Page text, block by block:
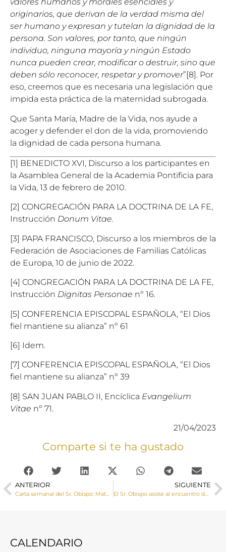
originarios, que derivan de la verdad misma del
ser humano y expresan y tutelan la dignidad de la
persona. Son valores, por tanto, que ningún
individuo, ninguna mayoría y ningún Estado
nunca pueden crear, modificar o destruir, sino que
deben sólo reconocer, respetar y promover”[8]. Por
eso, creemos que es necesaria una legislación que
impida esta práctica de la maternidad subrogada.
Que Santa María, Madre de la Vida, nos ayude a
acoger y defender el don de la vida, promoviendo
la dignidad de cada persona humana.
[1] BENEDICTO XVI, Discurso a los participantes en
la Asamblea General de la Academia Pontificia para
la Vida, 13 de febrero de 2010.
[2] CONGREGACIÓN PARA LA DOCTRINA DE LA FE,
Instrucción Donum Vitae.
[3] PAPA FRANCISCO, Discurso a los miembros de la
Federación de Asociaciones de Familias Católicas
de Europa, 10 de junio de 2022.
[4] CONGREGACIÓN PARA LA DOCTRINA DE LA FE,
Instrucción Dignitas Personae nº 16.
[5] CONFERENCIA EPISCOPAL ESPAÑOLA, “El Dios
fiel mantiene su alianza” nº 61
[6] Idem.
[7] CONFERENCIA EPISCOPAL ESPAÑOLA, “El Dios
fiel mantiene su alianza” nº 39
[8] SAN JUAN PABLO II, Encíclica Evangelium
Vitae nº 71.
21/04/2023
Comparte si te ha gustado
ANTERIOR SIGUIENTE
El Sr. Obispo asiste al encuentro de profesores de Religión
CALENDARIO